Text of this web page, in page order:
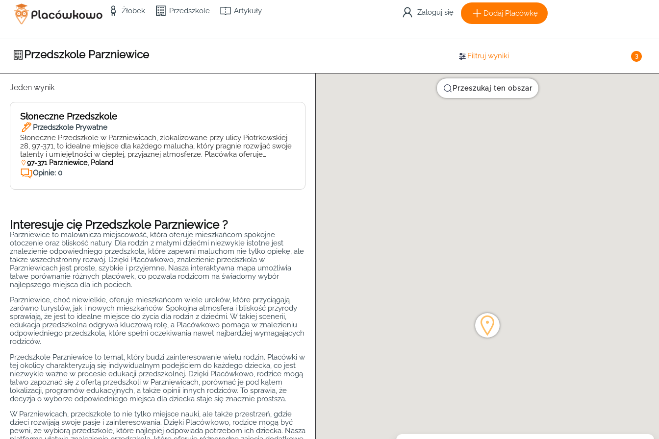
Żłobek Przedszkole Artykuły Zaloguj się Dodaj Placówkę
Przedszkole Parzniewice Filtruj wyniki 3
Jeden wynik
Słoneczne Przedszkole
Przedszkole Prywatne
Słoneczne Przedszkole w Parzniewicach, zlokalizowane przy ulicy Piotrkowskiej
28, 97-371, to idealne miejsce dla każdego malucha, który pragnie rozwijać swoje
talenty i umiejętności w ciepłej, przyjaznej atmosferze. Placówka oferuje
nowoczesne podejście do edukacji, łącząc tradycyjne metody nauczania z
innowacyjnymi technikami, które wspierają wszechstronny rozwój dzieci.
Słoneczne Przedszkole wyróżnia się bogatą ofertą zajęć dodatkowych, które z […]
97-371 Parzniewice, Poland
Opinie: 0
Interesuje cię Przedszkole Parzniewice ?
Parzniewice to malownicza miejscowość, która oferuje mieszkańcom spokojne
otoczenie oraz bliskość natury. Dla rodzin z małymi dziećmi niezwykle istotne jest
znalezienie odpowiedniego przedszkola, które zapewni maluchom nie tylko opiekę, ale
także wszechstronny rozwój. Dzięki Placówkowo, znalezienie przedszkola w
Parzniewicach jest proste, szybkie i przyjemne. Nasza interaktywna mapa umożliwia
łatwe porównanie różnych placówek, co pozwala rodzicom na świadomy wybór
najlepszego miejsca dla ich pociech.
Parzniewice, choć niewielkie, oferuje mieszkańcom wiele uroków, które przyciągają
zarówno turystów, jak i nowych mieszkańców. Spokojna atmosfera i bliskość przyrody
sprawiają, że jest to idealne miejsce do życia dla rodzin z dziećmi. W takiej scenerii,
edukacja przedszkolna odgrywa kluczową rolę, a Placówkowo pomaga w znalezieniu
odpowiedniego przedszkola, które spełni oczekiwania nawet najbardziej wymagających
rodziców.
Przedszkole Parzniewice to temat, który budzi zainteresowanie wielu rodzin. Placówki w
tej okolicy charakteryzują się indywidualnym podejściem do każdego dziecka, co jest
niezwykle ważne w procesie edukacji przedszkolnej. Dzięki Placówkowo, rodzice mogą
łatwo zapoznać się z ofertą przedszkoli w Parzniewicach, porównać je pod kątem
lokalizacji, programów edukacyjnych, a także opinii innych rodziców. To sprawia, że
decyzja o wyborze odpowiedniego miejsca dla dziecka staje się znacznie prostsza.
W Parzniewicach, przedszkole to nie tylko miejsce nauki, ale także przestrzeń, gdzie
dzieci rozwijają swoje pasje i zainteresowania. Dzięki Placówkowo, rodzice mogą być
pewni, że wybiorą przedszkole, które najlepiej odpowiada potrzebom ich dziecka. Nasza
Przeszukaj ten obszar